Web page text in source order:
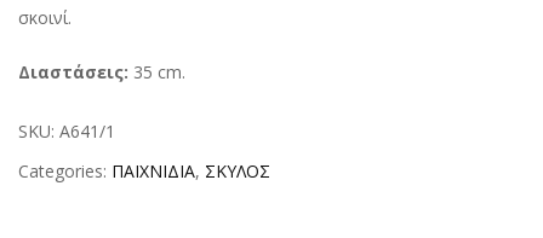
σκοινί.
Διαστάσεις: 35 cm.
SKU: A641/1
Categories: ΠΑΙΧΝΙΔΙΑ, ΣΚΥΛΟΣ